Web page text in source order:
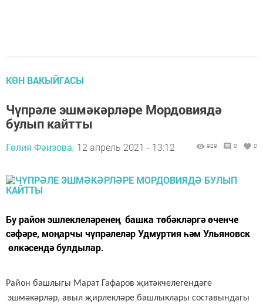
КӨН ВАКЫЙГАСЫ
Чүпрәле эшмәкәрләре Мордовиядә
булып кайтты
Гөлия Фәизова, 12 апрель 2021 - 13:12 929 0 0
Бу район эшлеклеләренең башка төбәкләргә өченче
сәфәре, моңарчы чүпрәлеләр Удмуртия һәм Ульяновск
өлкәсендә булдылар.
Район башлыгы Марат Гафаров җитәкчелегендәге
эшмәкәрләр, авыл җирлекләре башлыклары составындагы